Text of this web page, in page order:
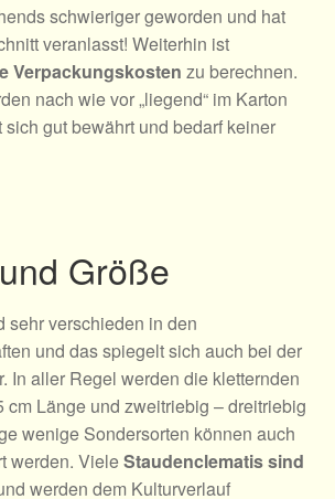
schwieriger geworden und hat
veranlasst! Weiterhin ist
Verpackungskosten zu berechnen.
nach wie vor „liegend“ im Karton
gut bewährt und bedarf keiner
Größe
sehr verschieden in den
und das spiegelt sich auch bei der
In aller Regel werden die kletternden
cm Länge und zweitriebig – dreitriebig
wenige Sondersorten können auch
werden. VieleStaudenclematis sind
werden dem Kulturverlauf